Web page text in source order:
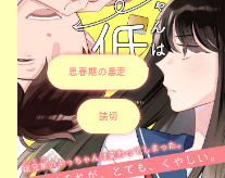
短編
思春期の暴走
読切